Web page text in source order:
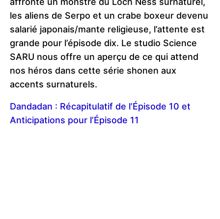
les aliens de Serpo et un crabe boxeur devenu
salarié japonais/mante religieuse, l’attente est
grande pour l’épisode dix. Le studio Science
SARU nous offre un aperçu de ce qui attend
nos héros dans cette série shonen aux
accents surnaturels.
Dandadan : Récapitulatif de l’Épisode 10 et
Anticipations pour l’Épisode 11